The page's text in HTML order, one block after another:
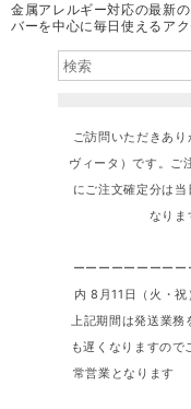
金属アレルギー対応の最新
バーを中心に毎日使えるア
ご訪問いただきあ
ヴィータ）です。ご
にご注文確定分は
な
ーー
ーーーーーーーー
内 8月11日（火・
上記期間は発送業務
も遅くなりますの
常営業となります